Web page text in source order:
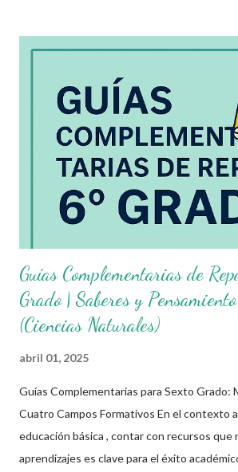
, o incluso en guardería en casa y cursos
Como docentes de primaria, sabemos que
organizados y diseñados para fortalecer el
fundamental. Hoy queremos compartir con
excelentes Guías Complementarias para
Primaria , elaboradas con fines educativos,
cuatro campos formativos establecidos por...
Guías Complementarias de
Grado | Saberes y
(Ciencias Naturales)
abril 01, 2025
Guías Complementarias para Sexto Grado:
Cuatro Campos Formativos En el contexto
educación básica , contar con recursos que
aprendizajes es clave para el éxito